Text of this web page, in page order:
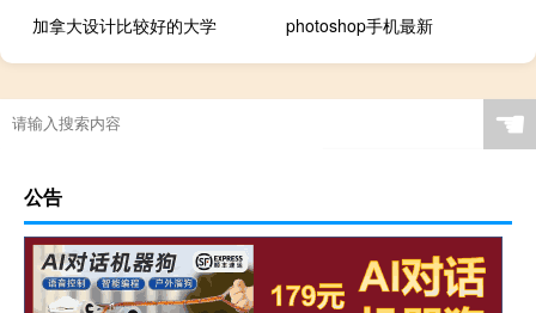
加拿大设计比较好的大学
photoshop手机最新
☚
公告